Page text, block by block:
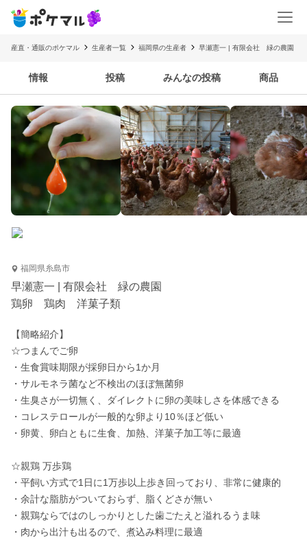
産直・通販のポケマル 生産者一覧 福岡県の生産者 早瀬憲一 | 有限会社 緑の農園
情報 投稿 みんなの投稿 商品
福岡県糸島市
早瀬憲一 | 有限会社 緑の農園
鶏卵 鶏肉 洋菓子類
【簡略紹介】
☆つまんでご卵
・生食賞味期限が採卵日から1か月
・サルモネラ菌など不検出のほぼ無菌卵
・生臭さが一切無く、ダイレクトに卵の美味しさを体感できる
・コレステロールが一般的な卵より10％ほど低い
・卵黄、卵白ともに生食、加熱、洋菓子加工等に最適
☆親鶏 万歩鶏
・平飼い方式で1日に1万歩以上歩き回っており、非常に健康的
・余計な脂肪がついておらず、脂くどさが無い
・親鶏ならではのしっかりとした歯ごたえと溢れるうま味
・肉から出汁も出るので、煮込み料理に最適